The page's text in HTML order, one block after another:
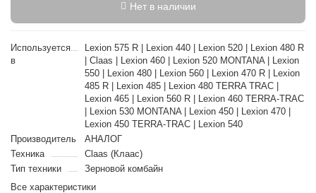
Нет в наличии
Используется
в
Lexion 575 R | Lexion 440 | Lexion 520 | Lexion 480 R
| Claas | Lexion 460 | Lexion 520 MONTANA | Lexion
550 | Lexion 480 | Lexion 560 | Lexion 470 R | Lexion
485 R | Lexion 485 | Lexion 480 TERRA TRAC |
Lexion 465 | Lexion 560 R | Lexion 460 TERRA-TRAC
| Lexion 530 MONTANA | Lexion 450 | Lexion 470 |
Lexion 450 TERRA-TRAC | Lexion 540
Производитель
АНАЛОГ
Техника
Claas (Клаас)
Тип техники
Зерновой комбайн
Все характеристики